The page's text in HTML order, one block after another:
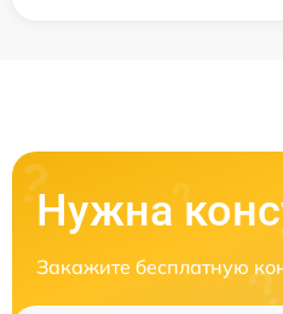
Нужна
Закажите бесплатную